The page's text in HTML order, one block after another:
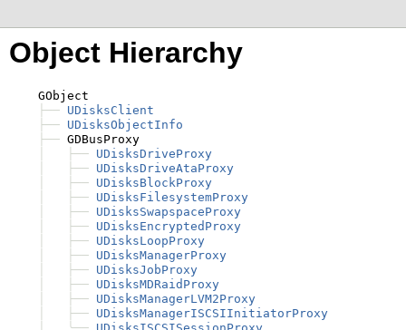
Object Hierarchy
    GObject
├── UDisksClient
├── UDisksObjectInfo
├── GDBusProxy
├── UDisksDriveProxy
├── UDisksDriveAtaProxy
├── UDisksBlockProxy
├── UDisksFilesystemProxy
├── UDisksSwapspaceProxy
├── UDisksEncryptedProxy
├── UDisksLoopProxy
├── UDisksManagerProxy
├── UDisksJobProxy
├── UDisksMDRaidProxy
├── UDisksManagerLVM2Proxy
├── UDisksManagerISCSIInitiatorProxy